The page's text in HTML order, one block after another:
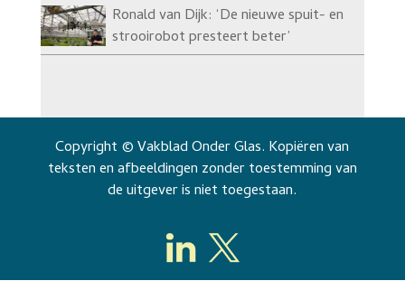
Ronald van Dijk: ‘De nieuwe spuit- en
strooirobot presteert beter’
Copyright © Vakblad Onder Glas. Kopiëren van
teksten en afbeeldingen zonder toestemming van
de uitgever is niet toegestaan.